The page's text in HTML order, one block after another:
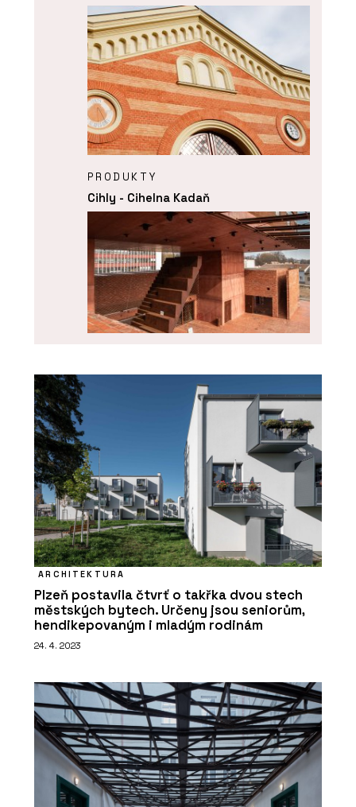
PRODUKTY
Cihly - Cihelna Kadaň
Domů, na zahradu i na veřejná
prostranství. Tam všude se hodí
O FIRMĚ
CIHELNA KADAŇ
ARCHITEKTURA
Plzeň postavila čtvrť o takřka dvou stech
městských bytech. Určeny jsou seniorům,
hendikepovaným i mladým rodinám
24. 4. 2023